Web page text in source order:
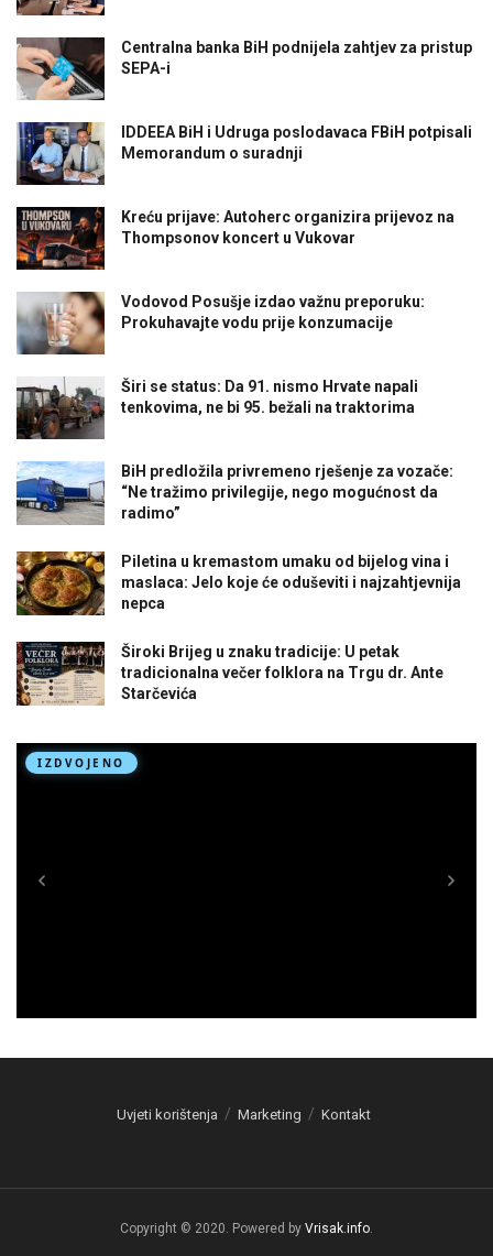
Centralna banka BiH podnijela zahtjev za pristup
SEPA-i
IDDEEA BiH i Udruga poslodavaca FBiH potpisali
Memorandum o suradnji
Kreću prijave: Autoherc organizira prijevoz na
Thompsonov koncert u Vukovar
Vodovod Posušje izdao važnu preporuku:
Prokuhavajte vodu prije konzumacije
Širi se status: Da 91. nismo Hrvate napali
tenkovima, ne bi 95. bežali na traktorima
BiH predložila privremeno rješenje za vozače:
“Ne tražimo privilegije, nego mogućnost da
radimo”
Piletina u kremastom umaku od bijelog vina i
maslaca: Jelo koje će oduševiti i najzahtjevnija
nepca
Široki Brijeg u znaku tradicije: U petak
tradicionalna večer folklora na Trgu dr. Ante
Starčevića
Uvjeti korištenja Marketing Kontakt
Copyright © 2020. Powered by Vrisak.info.